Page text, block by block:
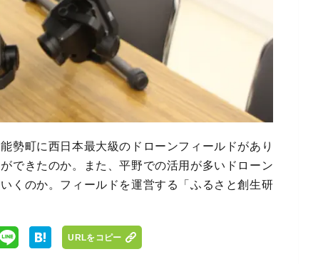
勢町に西日本最大級のドローンフィールドがあり
できたのか。また、平野での活用が多いドローン
くのか。フィールドを運営する「ふるさと創生研
URLをコピー